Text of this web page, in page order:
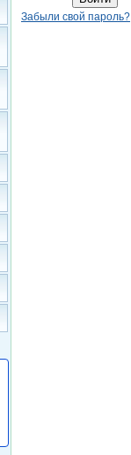
Забыли свой пароль?